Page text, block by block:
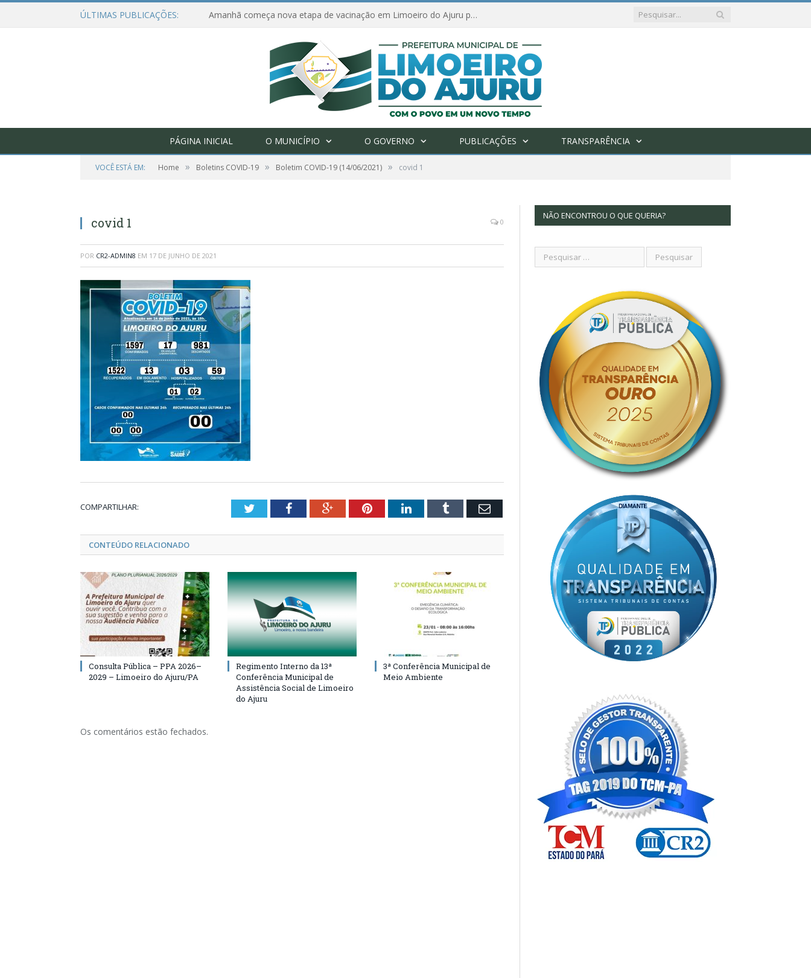
ÚLTIMAS PUBLICAÇÕES: Amanhã começa nova etapa de vacinação em Limoeiro do Ajuru para idosos com 65 ou mais
PÁGINA INICIAL O MUNICÍPIO O GOVERNO PUBLICAÇÕES TRANSPARÊNCIA
VOCÊ ESTÁ EM: Home » Boletins COVID-19 » Boletim COVID-19 (14/06/2021) » covid 1
covid 1 0
POR CR2-ADMIN8 EM 17 DE JUNHO DE 2021
COMPARTILHAR: TwitterFacebookGoogle+PinterestLinkedInTumblr Email
CONTEÚDO RELACIONADO
Consulta Pública – PPA 2026–
2029 – Limoeiro do Ajuru/PA
Regimento Interno da 13ª
Conferência Municipal de
Assistência Social de Limoeiro
do Ajuru
3ª Conferência Municipal de
Meio Ambiente
Os comentários estão fechados.
NÃO ENCONTROU O QUE QUERIA?